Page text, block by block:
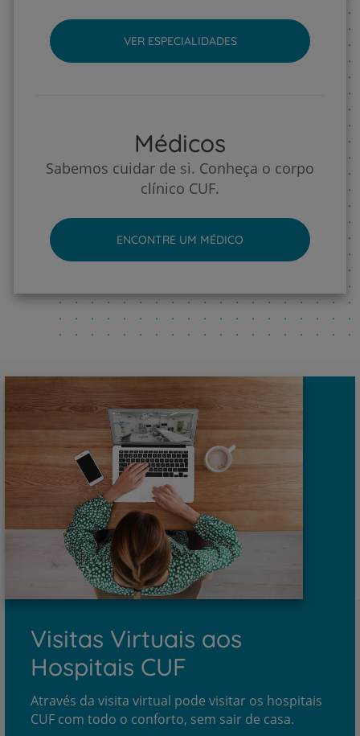
VER ESPECIALIDADES
Médicos
Sabemos cuidar de si. Conheça o corpo
clínico CUF.
ENCONTRE UM MÉDICO
Visitas Virtuais aos
Hospitais CUF
Através da visita virtual pode visitar os hospitais
CUF com todo o conforto, sem sair de casa.